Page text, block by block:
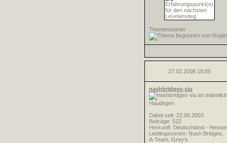
Themenstarter
27.02.2008 18:05
nashbridges-siu
Haudegen
Dabei seit: 22.06.2003
Beiträge: 522
Herkunft: Deutschland -
Lieblingsserien: Nash Bridges,
A-Team, Grey's